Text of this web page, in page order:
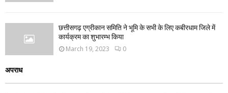
छत्तीसगढ़ एग्रीकान समिति ने भूमि के सभी के लिए कबीरधाम जिले में
कार्यक्रम का शुभारम्भ किया
March 19, 2023 0
अपराध